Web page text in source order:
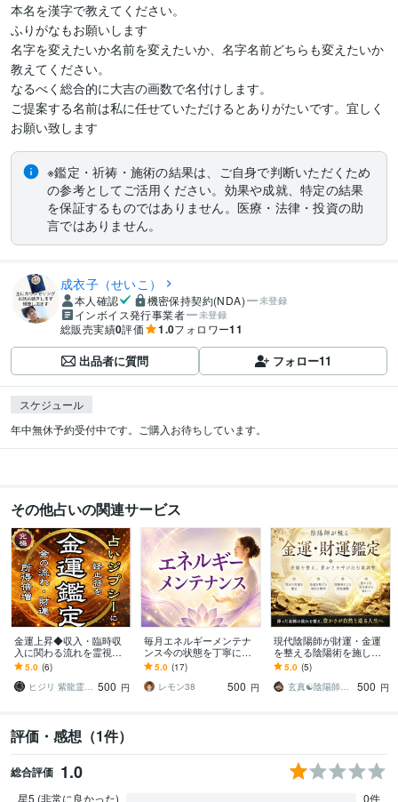
本名を漢字で教えてください。
ふりがなもお願いします
名字を変えたいか名前を変えたいか、名字名前どちらも変えたいか
教えてください。
なるべく総合的に大吉の画数で名付けします。
ご提案する名前は私に任せていただけるとありがたいです。宜しく
※鑑定・祈祷・施術の結果は、ご自身で判断いただくため
の参考としてご活用ください。効果や成就、特定の結果
を保証するものではありません。医療・法律・投資の助
言ではありません。
成衣子（せいこ）
本人確認 機密保持契約(NDA) 未登録
インボイス発行事業者 未登録
総販売実績0評価 1.0フォロワー11
出品者に質問 フォロー11
スケジュール
年中無休予約受付中です。ご購入お待ちしています。
その他占いの関連サービス
金運上昇◆収入・臨時収
入に関わる流れを霊視し
ます 【お金の巡りが変わ
る】金運が動くタイミン
グを詳細鑑定
5.0 (6)
ヒジリ 紫龍霊視伝承者 500 円
毎月エネルギーメンテナ
ンス今の状態を丁寧に整
えます 変化するエネルギ
ーの状態読み取り心身の
バランスと運気を整え
5.0 (17)
レモン38
500 円
現代陰陽師が財運・金運
を整える陰陽術を施しま
す 金運鑑定⛩️金脈を整
え、豊かさを呼び込む氣
調整を行います⛩️
5.0 (5)
玄真☯️陰陽師・霊視鑑定
500 円
評価・感想（1件）
総合評価 1.0
星5 (非常に良かった) 0件